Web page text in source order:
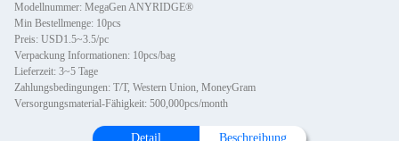
Modellnummer: MegaGen ANYRIDGE®
Min Bestellmenge: 10pcs
Preis: USD1.5~3.5/pc
Verpackung Informationen: 10pcs/bag
Lieferzeit: 3~5 Tage
Zahlungsbedingungen: T/T, Western Union, MoneyGram
Versorgungsmaterial-Fähigkeit: 500,000pcs/month
Detail Beschreibung